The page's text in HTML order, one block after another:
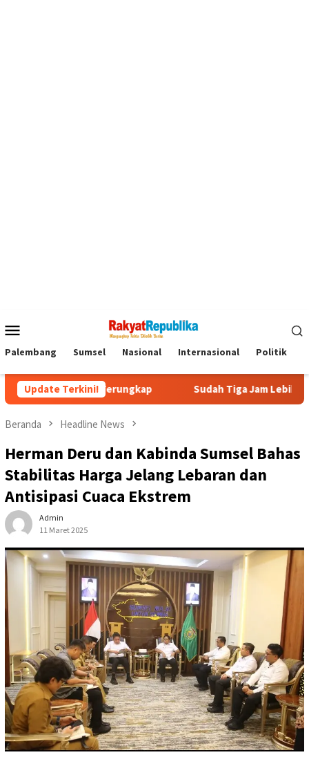
Mobile
Palembang Sumsel Nasional Internasional Politik
Update Terkini!
Terungkap Sudah Tiga Jam Lebih Eks Jampidsus
Beranda Headline News
Herman Deru dan Kabinda Sumsel Bahas
Stabilitas Harga Jelang Lebaran dan
Antisipasi Cuaca Ekstrem
Admin
11 Maret 2025